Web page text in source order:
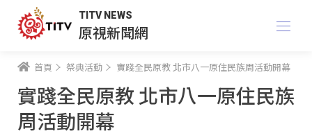
TITV NEWS
原視新聞網
首頁 祭典活動 實踐全民原教 北市八一原住民族周活動開幕
實踐全民原教 北市八一原住民族
周活動開幕